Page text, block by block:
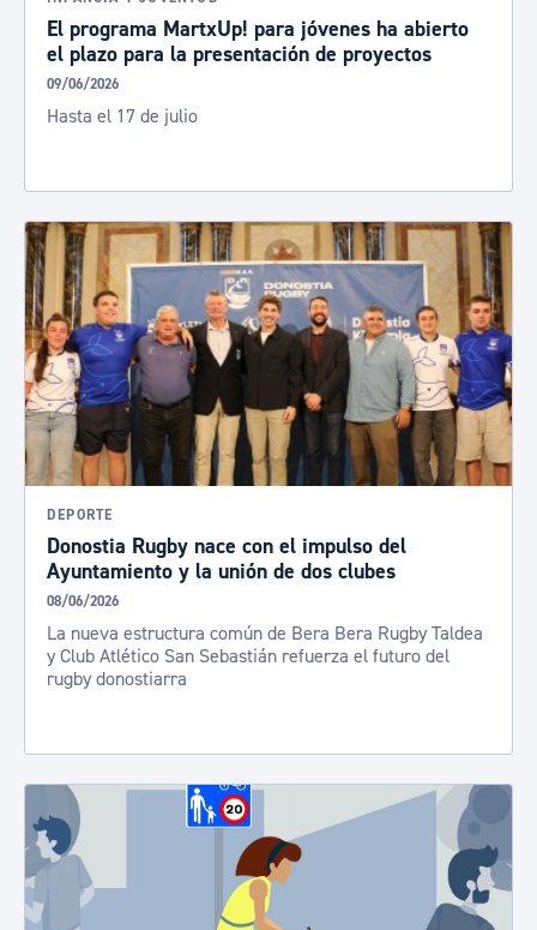
El programa MartxUp! para jóvenes ha abierto
el plazo para la presentación de proyectos
09/06/2026
Hasta el 17 de julio
DEPORTE
Donostia Rugby nace con el impulso del
Ayuntamiento y la unión de dos clubes
08/06/2026
La nueva estructura común de Bera Bera Rugby Taldea
y Club Atlético San Sebastián refuerza el futuro del
rugby donostiarra